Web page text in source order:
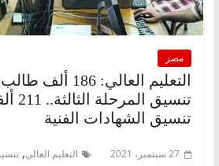
مصر
التعليم العالي:
تنسيق الشهادات الفنية
27 سبتمبر، 2021 التعليم العالي,